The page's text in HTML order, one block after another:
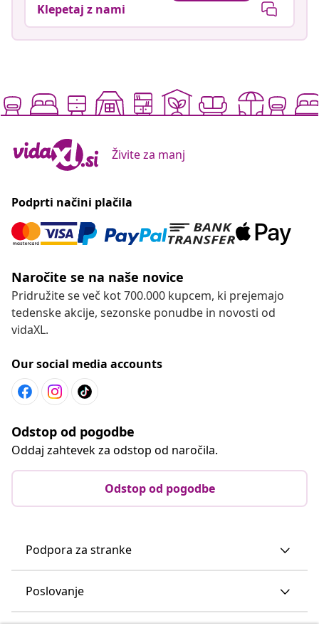
Klepetaj z nami
Živite za manj
Podprti načini plačila
Naročite se na naše novice
Pridružite se več kot 700.000 kupcem, ki prejemajo
tedenske akcije, sezonske ponudbe in novosti od
vidaXL.
Our social media accounts
Odstop od pogodbe
Oddaj zahtevek za odstop od naročila.
Odstop od pogodbe
Podpora za stranke
Poslovanje